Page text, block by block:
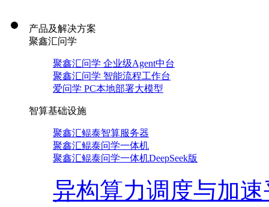
产品及解决方案
聚鑫汇问学
聚鑫汇问学 企业级Agent中台
聚鑫汇问学 智能流程工作台
爱问学 PC本地部署大模型
智算基础设施
聚鑫汇鲲泰智算服务器
聚鑫汇鲲泰问学一体机
聚鑫汇鲲泰问学一体机DeepSeek版
异构算力调度与加